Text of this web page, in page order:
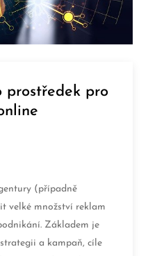
prostředek pro
(případně
velké množství reklam
Základem je
a kampaň, cíle